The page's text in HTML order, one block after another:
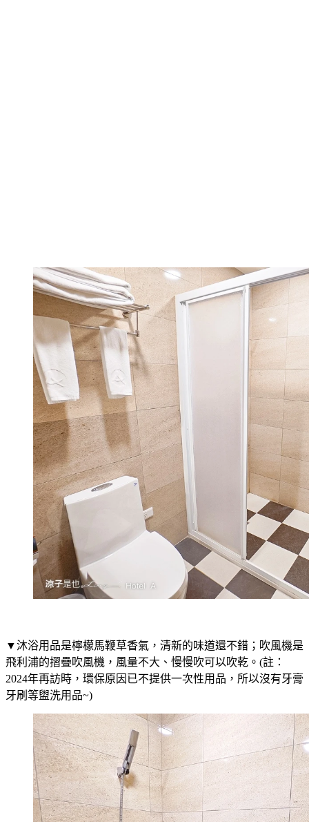
▼沐浴用品是檸檬馬鞭草香氣，清新的味道還不錯；吹風機是
飛利浦的摺疊吹風機，風量不大、慢慢吹可以吹乾。(註：
2024年再訪時，環保原因已不提供一次性用品，所以沒有牙膏
牙刷等盥洗用品~)